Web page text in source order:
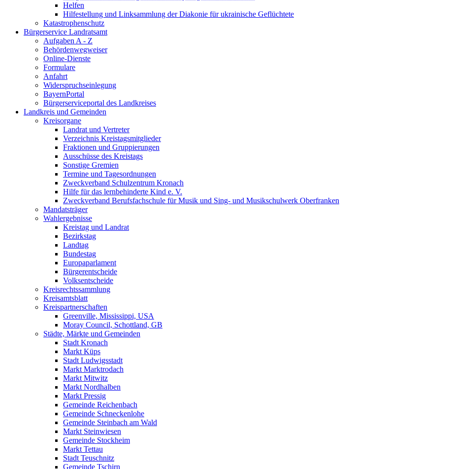
Helfen
Hilfestellung und Linksammlung der Diakonie für ukrainische Geflüchtete
Katastrophenschutz
Bürgerservice Landratsamt
Aufgaben A - Z
Behördenwegweiser
Online-Dienste
Formulare
Anfahrt
Widerspruchseinlegung
BayernPortal
Bürgerserviceportal des Landkreises
Landkreis und Gemeinden
Kreisorgane
Landrat und Vertreter
Verzeichnis Kreistagsmitglieder
Fraktionen und Gruppierungen
Ausschüsse des Kreistags
Sonstige Gremien
Termine und Tagesordnungen
Zweckverband Schulzentrum Kronach
Hilfe für das lernbehinderte Kind e. V.
Zweckverband Berufsfachschule für Musik und Sing- und Musikschulwerk Oberfranken
Mandatsträger
Wahlergebnisse
Kreistag und Landrat
Bezirkstag
Landtag
Bundestag
Europaparlament
Bürgerentscheide
Volksentscheide
Kreisrechtssammlung
Kreisamtsblatt
Kreispartnerschaften
Greenville, Mississippi, USA
Moray Council, Schottland, GB
Städte, Märkte und Gemeinden
Stadt Kronach
Markt Küps
Stadt Ludwigsstadt
Markt Marktrodach
Markt Mitwitz
Markt Nordhalben
Markt Pressig
Gemeinde Reichenbach
Gemeinde Schneckenlohe
Gemeinde Steinbach am Wald
Markt Steinwiesen
Gemeinde Stockheim
Markt Tettau
Stadt Teuschnitz
Gemeinde Tschirn